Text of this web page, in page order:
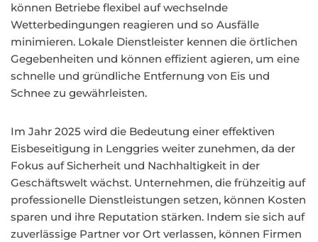
können Betriebe flexibel auf wechselnde
Wetterbedingungen reagieren und so Ausfälle
minimieren. Lokale Dienstleister kennen die örtlichen
Gegebenheiten und können effizient agieren, um eine
schnelle und gründliche Entfernung von Eis und
Schnee zu gewährleisten.
Im Jahr 2025 wird die Bedeutung einer effektiven
Eisbeseitigung in Lenggries weiter zunehmen, da der
Fokus auf Sicherheit und Nachhaltigkeit in der
Geschäftswelt wächst. Unternehmen, die frühzeitig auf
professionelle Dienstleistungen setzen, können Kosten
sparen und ihre Reputation stärken. Indem sie sich auf
zuverlässige Partner vor Ort verlassen, können Firmen